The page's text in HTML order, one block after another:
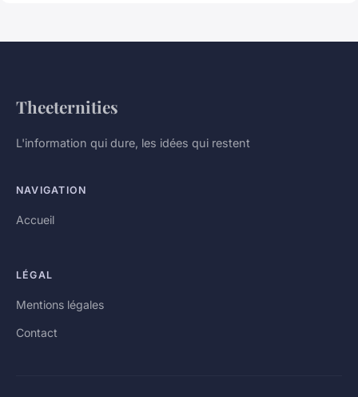
Theeternities
L'information qui dure, les idées qui restent
NAVIGATION
Accueil
LÉGAL
Mentions légales
Contact